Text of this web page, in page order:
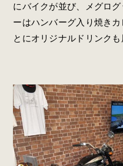
にバイクが並び、メグロ
ーはハンバーグ入り焼き
とにオリジナルドリンクも